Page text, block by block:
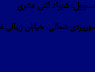
شهراد اثنی عشری
شمالی، خیابان زینالی